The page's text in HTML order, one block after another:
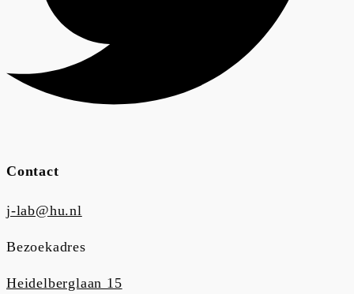
Contact
j-lab@hu.nl
Bezoekadres
Heidelberglaan 15